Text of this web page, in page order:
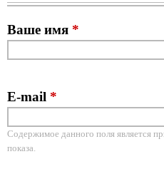
Ваше имя *
E-mail *
Содержимое данного поля является
показа.